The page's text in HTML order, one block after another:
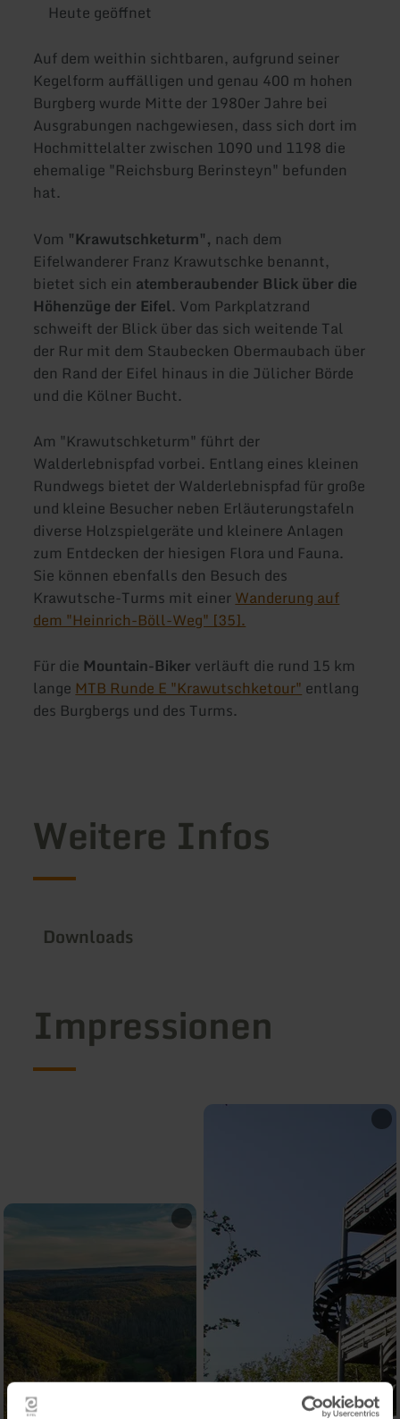
Heute geöffnet
Auf dem weithin sichtbaren, aufgrund seiner
Kegelform auffälligen und genau 400 m hohen
Burgberg wurde Mitte der 1980er Jahre bei
Ausgrabungen nachgewiesen, dass sich dort im
Hochmittelalter zwischen 1090 und 1198 die
ehemalige "Reichsburg Berinsteyn" befunden
hat.
Vom "Krawutschketurm", nach dem
Eifelwanderer Franz Krawutschke benannt,
bietet sich ein atemberaubender Blick über die
Höhenzüge der Eifel. Vom Parkplatzrand
schweift der Blick über das sich weitende Tal
der Rur mit dem Staubecken Obermaubach über
den Rand der Eifel hinaus in die Jülicher Börde
und die Kölner Bucht.
Am "Krawutschketurm" führt der
Walderlebnispfad vorbei. Entlang eines kleinen
Rundwegs bietet der Walderlebnispfad für große
und kleine Besucher neben Erläuterungstafeln
diverse Holzspielgeräte und kleinere Anlagen
zum Entdecken der hiesigen Flora und Fauna.
Sie können ebenfalls den Besuch des
Krawutsche-Turms mit einerWanderung auf
dem "Heinrich-Böll-Weg" [35].
Für die Mountain-Biker verläuft die rund 15 km
lange MTB Runde E "Krawutschketour" entlang
des Burgbergs und des Turms.
Weitere Infos
Downloads
Impressionen